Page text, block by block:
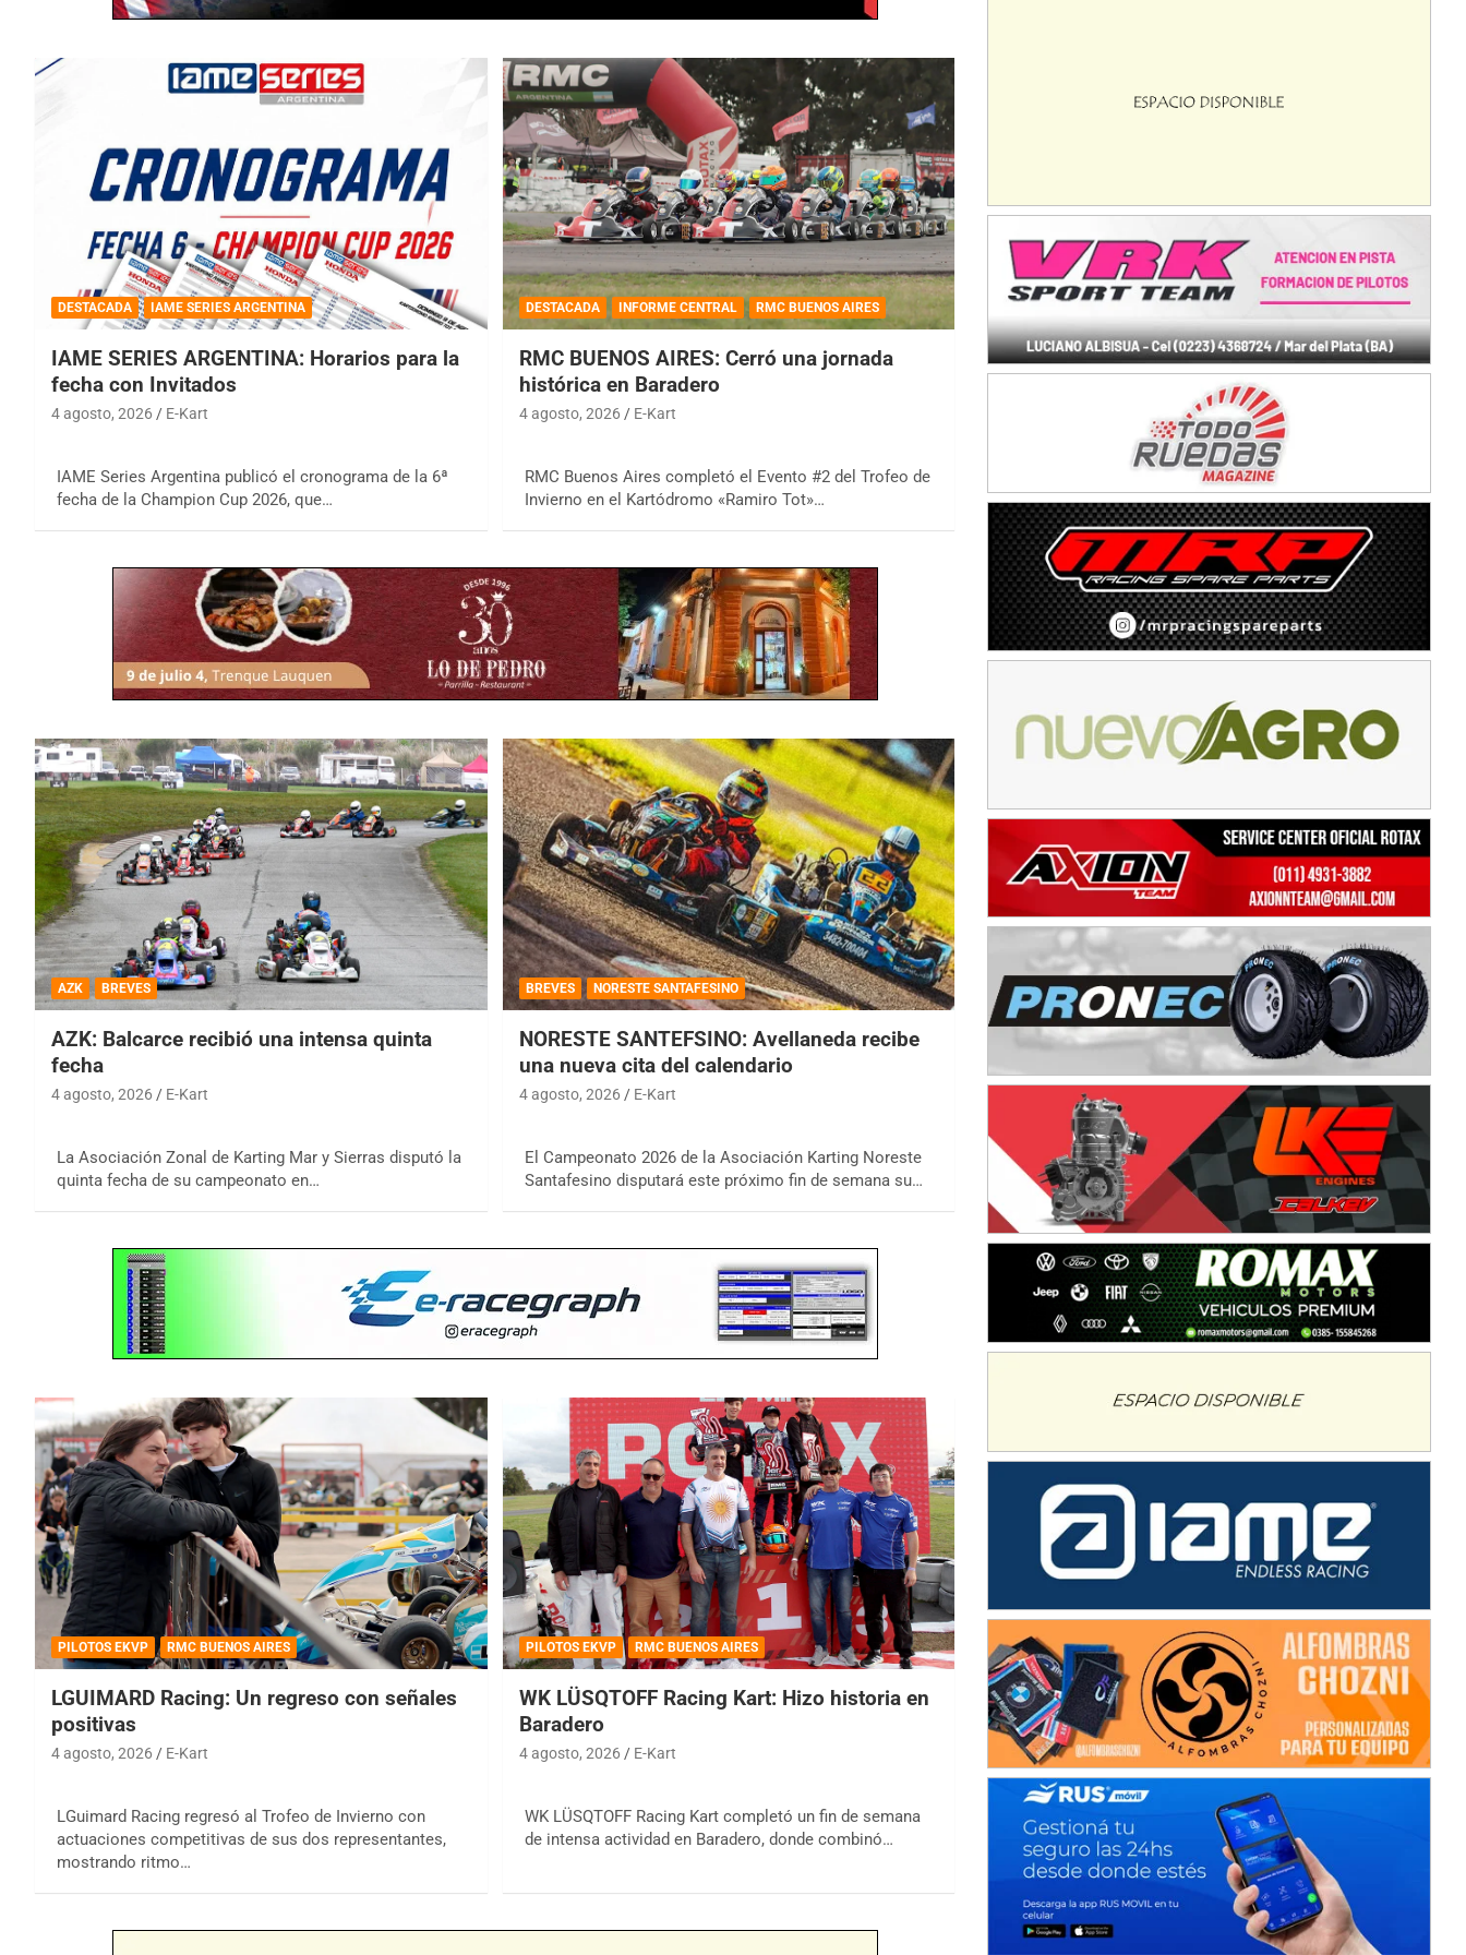
DESTACADA IAME SERIES ARGENTINA
IAME SERIES ARGENTINA: Horarios para la
fecha con Invitados
4 agosto, 2026 E-Kart
IAME Series Argentina publicó el cronograma de la 6ª
fecha de la Champion Cup 2026, que…
DESTACADA INFORME CENTRAL RMC BUENOS AIRES
RMC BUENOS AIRES: Cerró una jornada
histórica en Baradero
4 agosto, 2026 E-Kart
RMC Buenos Aires completó el Evento #2 del Trofeo de
Invierno en el Kartódromo «Ramiro Tot»…
AZK BREVES
AZK: Balcarce recibió una intensa quinta
fecha
4 agosto, 2026 E-Kart
La Asociación Zonal de Karting Mar y Sierras disputó la
quinta fecha de su campeonato en…
BREVES NORESTE SANTAFESINO
NORESTE SANTEFSINO: Avellaneda recibe
una nueva cita del calendario
4 agosto, 2026 E-Kart
El Campeonato 2026 de la Asociación Karting Noreste
Santafesino disputará este próximo fin de semana su…
PILOTOS EKVP RMC BUENOS AIRES
LGUIMARD Racing: Un regreso con señales
positivas
4 agosto, 2026 E-Kart
LGuimard Racing regresó al Trofeo de Invierno con
actuaciones competitivas de sus dos representantes,
mostrando ritmo…
PILOTOS EKVP RMC BUENOS AIRES
WK LÜSQTOFF Racing Kart: Hizo historia en
Baradero
4 agosto, 2026 E-Kart
WK LÜSQTOFF Racing Kart completó un fin de semana
de intensa actividad en Baradero, donde combinó…
VICTORIENSE - F7
Victoria (Entre Ríos)
PATAGONICO - F6
Gral. E. Godoy (Río Negro)
CSK - F7
NORESTE SANTAFESINO - F6
Avellaneda (Santa Fe)
SUR SANTAFESINO - F4
José Samuel Sánchez (Tierra)
Rufino (Santa Fe)
TUCUMANO - F5
Juan Navarro (Asfalto)
El Timbó (Tucumán)